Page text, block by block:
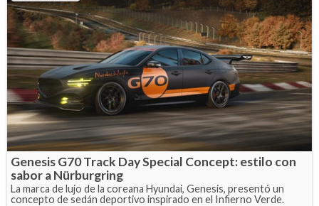
Genesis G70 Track Day Special Concept: estilo con
sabor a Nürburgring
La marca de lujo de la coreana Hyundai, Genesis, presentó un
concepto de sedán deportivo inspirado en el Infierno Verde.